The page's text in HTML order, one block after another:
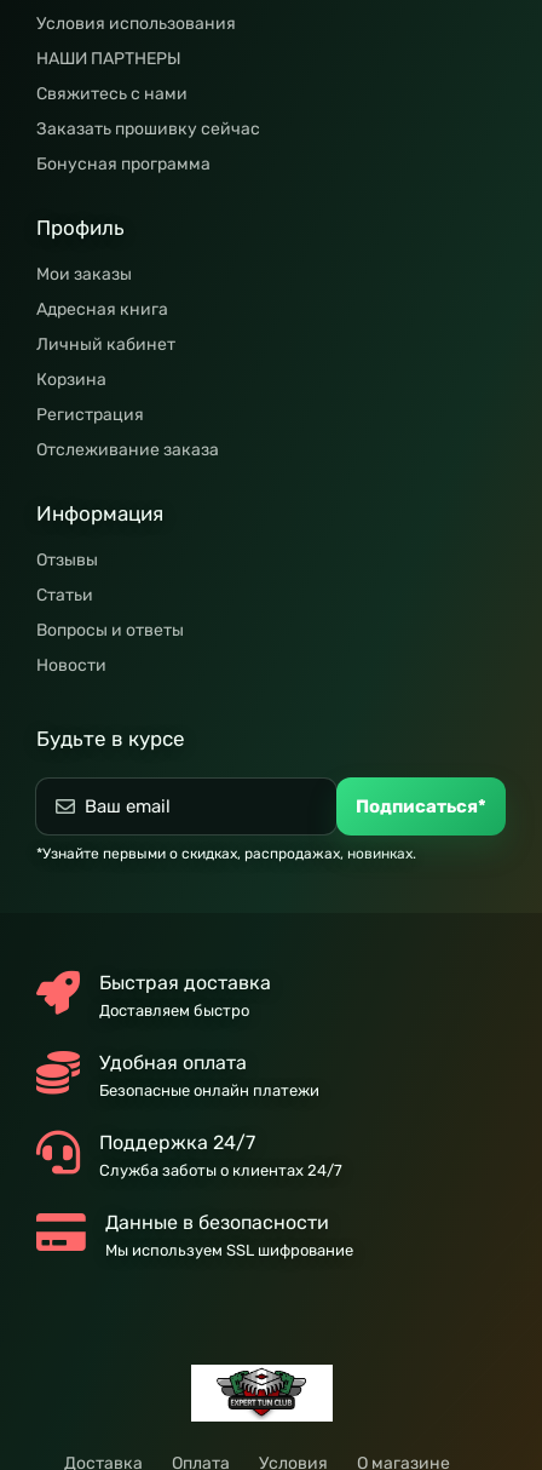
Условия использования
НАШИ ПАРТНЕРЫ
Свяжитесь с нами
Заказать прошивку сейчас
Бонусная программа
Профиль
Мои заказы
Адресная книга
Личный кабинет
Корзина
Регистрация
Отслеживание заказа
Информация
Отзывы
Статьи
Вопросы и ответы
Новости
Будьте в курсе
Подписаться*
*Узнайте первыми о скидках, распродажах, новинках.
Быстрая доставка
Доставляем быстро
Удобная оплата
Безопасные онлайн платежи
Поддержка 24/7
Служба заботы о клиентах 24/7
Данные в безопасности
Мы используем SSL шифрование
Доставка Оплата Условия О магазине